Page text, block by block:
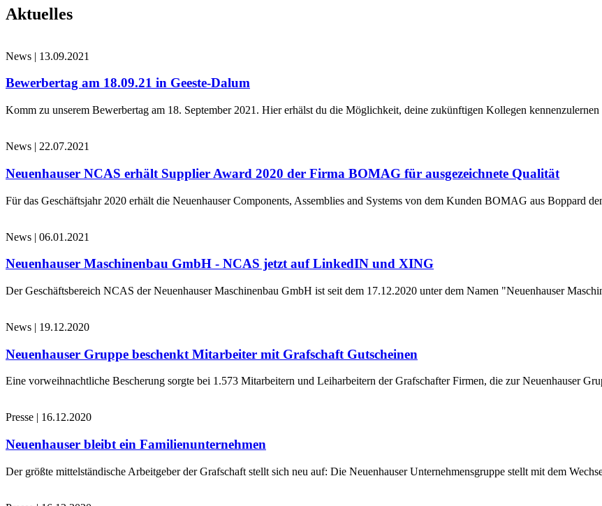
Aktuelles
News | 13.09.2021
Bewerbertag am 18.09.21 in Geeste-Dalum
Komm zu unserem Bewerbertag am 18. September 2021. Hier erhälst du die Möglichkeit, deine zukünftigen Kollegen
News | 22.07.2021
Neuenhauser NCAS erhält Supplier Award 2020 der Firma BOMAG für ausgezeichnete Qualität
Für das Geschäftsjahr 2020 erhält die Neuenhauser Components, Assemblies and Systems von dem Kunden BOMAG aus Boppard
News | 06.01.2021
Neuenhauser Maschinenbau GmbH - NCAS jetzt auf LinkedIN und XING
Der Geschäftsbereich NCAS der Neuenhauser Maschinenbau GmbH ist seit dem 17.12.2020 unter dem Namen "Neuenhauser
News | 19.12.2020
Neuenhauser Gruppe beschenkt Mitarbeiter mit Grafschaft Gutscheinen
Eine vorweihnachtliche Bescherung sorgte bei 1.573 Mitarbeitern und Leiharbeitern der Grafschafter Firmen, die zur Neuenhauser
Presse | 16.12.2020
Neuenhauser bleibt ein Familienunternehmen
Der größte mittelständische Arbeitgeber der Grafschaft stellt sich neu auf: Die Neuenhauser Unternehmensgruppe stellt mit dem